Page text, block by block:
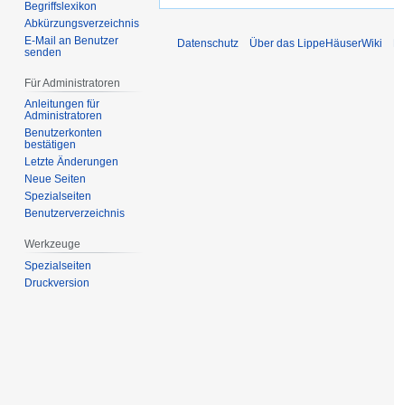
Begriffslexikon
Abkürzungsverzeichnis
E-Mail an Benutzer
senden
Für Administratoren
Anleitungen für
Administratoren
Benutzerkonten
bestätigen
Letzte Änderungen
Neue Seiten
Spezialseiten
Benutzerverzeichnis
Werkzeuge
Spezialseiten
Druckversion
Datenschutz Über das LippeHäuserWiki